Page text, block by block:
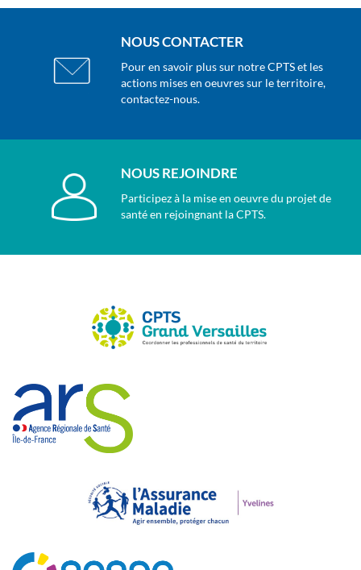
NOUS CONTACTER
Pour en savoir plus sur notre CPTS et les
actions mises en oeuvres sur le territoire,
contactez-nous.
NOUS REJOINDRE
Participez à la mise en oeuvre du projet de
santé en rejoingnant la CPTS.